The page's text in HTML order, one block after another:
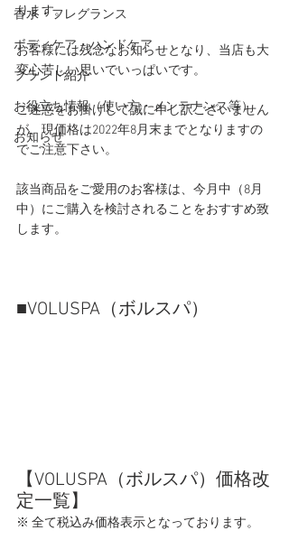
香水・フレグランス
ボディケア・ハンドケア
ブランド紹介
お役立ち情報（使い方・メンテナンス等）
お知らせ
ります。
お客様には残念なお知らせとなり、当店も大
変心苦しい思いでいっぱいです。
ご迷惑をお掛けして誠に申し訳ございません
が、現価格は2022年8月末までとなりますの
でご注意下さい。
該当商品をご愛用のお客様は、今月中（8月
中）にご購入を検討されることをおすすめ致
します。
■VOLUSPA（ボルスパ）
【VOLUSPA（ボルスパ）価格改
定一覧】
※ 全て税込み価格表示となっております。